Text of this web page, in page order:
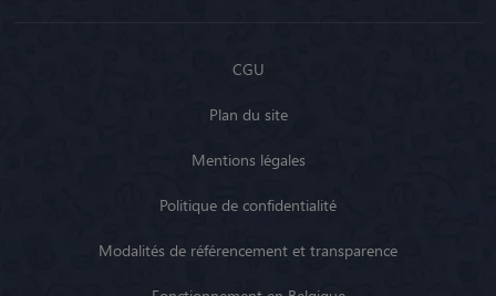
CGU
Plan du site
Mentions légales
Politique de confidentialité
Modalités de référencement et transparence